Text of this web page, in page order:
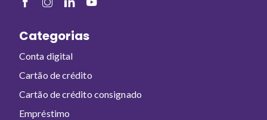
Categorias
Conta digital
Cartão de crédito
Cartão de crédito consignado
Empréstimo